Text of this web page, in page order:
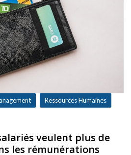
Ressources Humaines
veulent plus de
les rémunérations